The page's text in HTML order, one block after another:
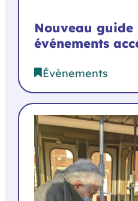
Nouveau guide
événements
Évènements